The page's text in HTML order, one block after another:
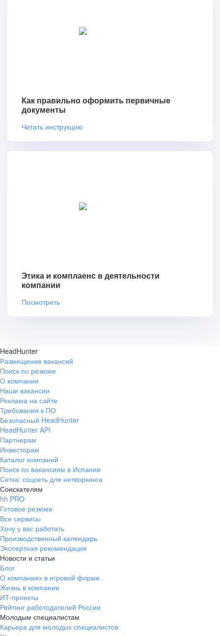
Как правильно оформить первичные
документы
Читать инструкцию
Этика и комплаенс в деятельности
компании
Посмотреть
HeadHunter
Размещение вакансий
Поиск по резюме
О компании
Наши вакансии
Реклама на сайте
Требования к ПО
Безопасный HeadHunter
HeadHunter API
Партнерам
Инвесторам
Каталог компаний
Поиск по вакансиям в Испании
Сетка: соцсеть для нетворкинга
Соискателям
hh PRO
Готовое резюме
Все сервисы
Хочу у вас работать
Производственный календарь
Экспертная рекомендация
Новости и статьи
Блог
О компаниях в игровой форме
Жизнь в компании
ИТ-проекты
Рейтинг работодателей России
Молодым специалистам
Карьера для молодых специалистов